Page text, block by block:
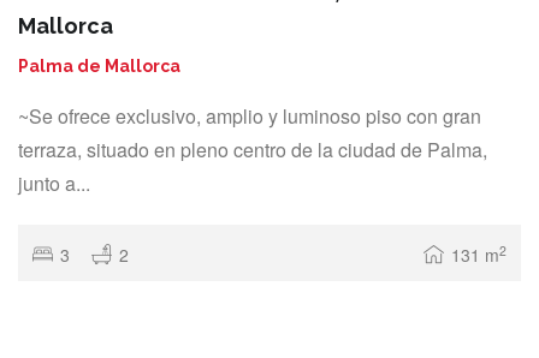
Mallorca
Palma de Mallorca
~Se ofrece exclusivo, amplio y luminoso piso con gran
terraza, situado en pleno centro de la ciudad de Palma,
junto a...
3 2 131 m2